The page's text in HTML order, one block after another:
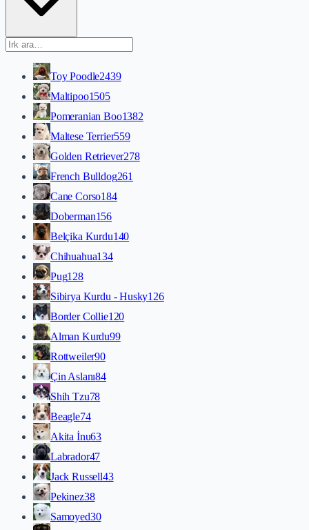
Toy Poodle2439
Maltipoo1505
Pomeranian Boo1382
Maltese Terrier559
Golden Retriever278
French Bulldog261
Cane Corso184
Doberman156
Belçika Kurdu140
Chihuahua134
Pug128
Sibirya Kurdu - Husky126
Border Collie120
Alman Kurdu99
Rottweiler90
Çin Aslanı84
Shih Tzu78
Beagle74
Akita İnu63
Labrador47
Jack Russell43
Pekinez38
Samoyed30